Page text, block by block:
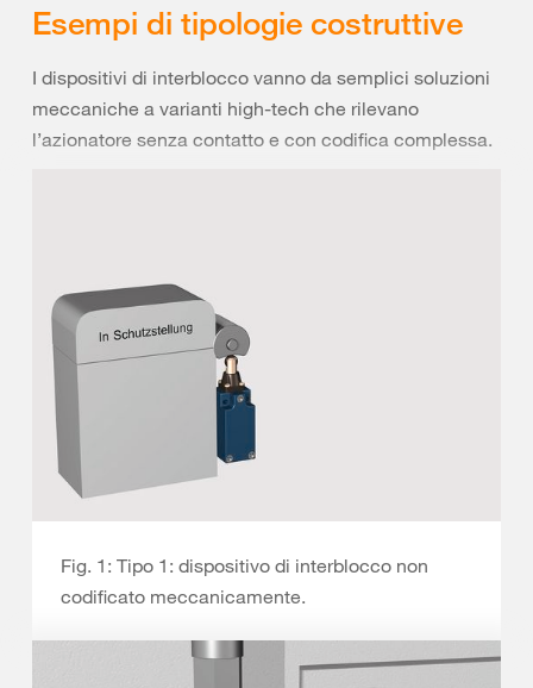
Esempi di tipologie costruttive
I dispositivi di interblocco vanno da semplici soluzioni
meccaniche a varianti high-tech che rilevano
l’azionatore senza contatto e con codifica complessa.
Fig. 1: Tipo 1: dispositivo di interblocco non
codificato meccanicamente.